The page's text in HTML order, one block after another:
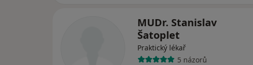
MUDr. Stanislav
Šatoplet
Praktický lékař
5 názorů